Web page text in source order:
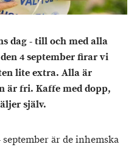
dag - till och med alla
4 september firar vi
lite extra. Alla är
är fri. Kaffe med dopp,
själv.
är de inhemska